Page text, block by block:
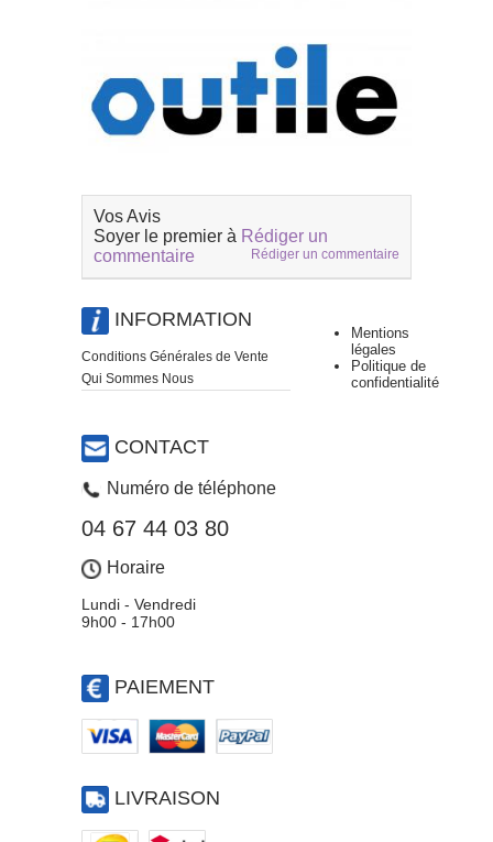
Vos Avis
Soyer le premier à Rédiger un
commentaire
Rédiger un commentaire
INFORMATION
Conditions Générales de Vente
Qui Sommes Nous
CONTACT
Numéro de téléphone
04 67 44 03 80
Horaire
Lundi - Vendredi
9h00 - 17h00
PAIEMENT
LIVRAISON
Mentions
légales
Politique de
confidentialité